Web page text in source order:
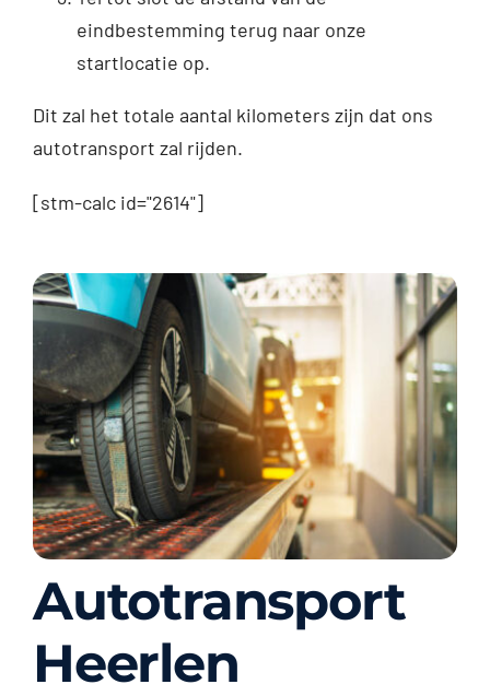
eindbestemming terug naar onze
startlocatie op.
Dit zal het totale aantal kilometers zijn dat ons
autotransport zal rijden.
[stm-calc id="2614"]
Autotransport
Heerlen